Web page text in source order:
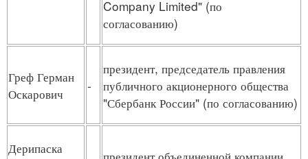
Company Limited" (по
согласованию)
Греф Герман
Оскарович
-
президент, председатель правления
публичного акционерного общества
"Сбербанк России" (по согласованию)
Дерипаска